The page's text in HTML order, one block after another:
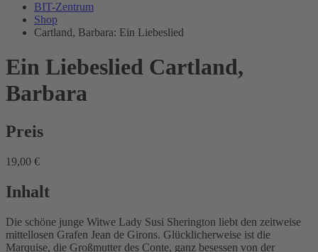
BIT-Zentrum
Shop
Cartland, Barbara: Ein Liebeslied
Ein Liebeslied Cartland,
Barbara
Preis
19,00 €
Inhalt
Die schöne junge Witwe Lady Susi Sherington liebt den zeitweise
mittellosen Grafen Jean de Girons. Glücklicherweise ist die
Marquise, die Großmutter des Conte, ganz besessen von der